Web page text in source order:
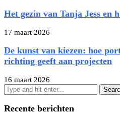
Het gezin van Tanja Jess en
17 maart 2026
De kunst van kiezen: hoe
richting geeft aan projecten
16 maart 2026
Recente berichten